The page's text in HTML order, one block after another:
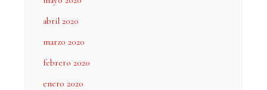
abril 2020
marzo 2020
febrero 2020
enero 2020